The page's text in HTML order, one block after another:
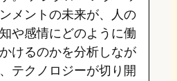
メントの未来が、人の
や感情にどのように働
けるのかを分析しなが
テクノロジーが切り開